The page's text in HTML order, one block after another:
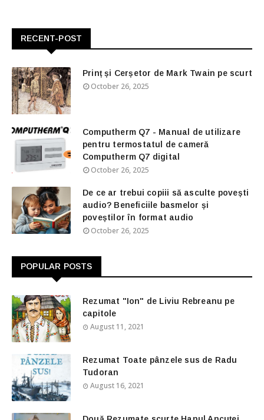
RECENT-POST
Prinț și Cerșetor de Mark Twain pe scurt
October 26, 2025
Computherm Q7 - Manual de utilizare
pentru termostatul de cameră
Computherm Q7 digital
October 26, 2025
De ce ar trebui copiii să asculte povești
audio? Beneficiile basmelor și
poveștilor în format audio
October 26, 2025
POPULAR POSTS
Rezumat "Ion" de Liviu Rebreanu pe
capitole
August 11, 2021
Rezumat Toate pânzele sus de Radu
Tudoran
August 16, 2021